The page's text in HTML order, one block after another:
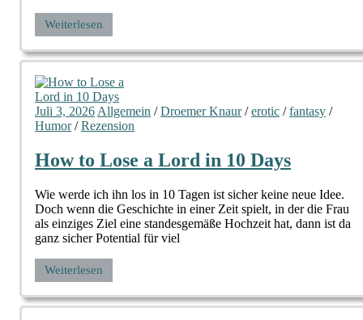
Weiterlesen
Juli 3, 2026 Allgemein /Droemer Knaur/erotic /fantasy /
Humor/Rezension
How to Lose a Lord in 10 Days
Wie werde ich ihn los in 10 Tagen ist sicher keine neue Idee.
Doch wenn die Geschichte in einer Zeit spielt, in der die Frau
als einziges Ziel eine standesgemäße Hochzeit hat, dann ist da
ganz sicher Potential für viel
Weiterlesen